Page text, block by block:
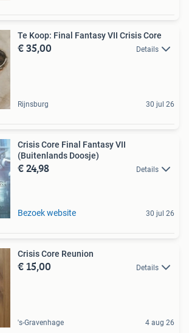
Te Koop: Final Fantasy VII Crisis Core
€ 35,00 Details
Rijnsburg 30 jul 26
Crisis Core Final Fantasy VII
(Buitenlands Doosje)
€ 24,98 Details
Bezoek website 30 jul 26
Crisis Core Reunion
€ 15,00 Details
's-Gravenhage 4 aug 26